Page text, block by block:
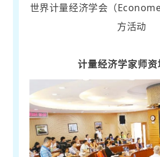
世界计量经济学会（
方活动
计量经济学家师